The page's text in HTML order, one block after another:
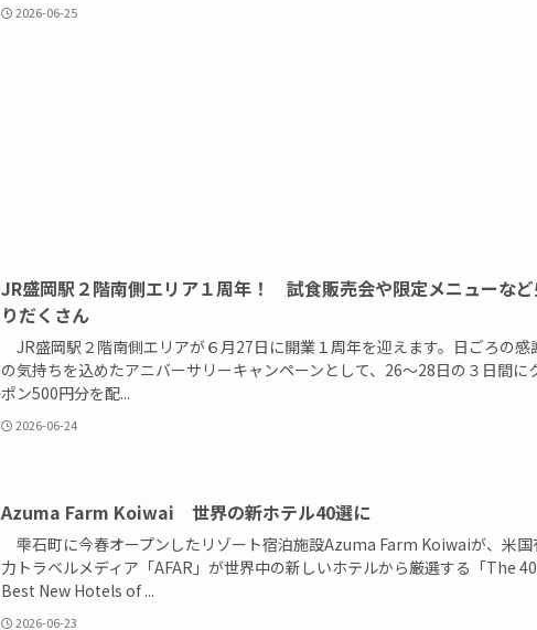
2026-06-25
JR盛岡駅２階南側エリア１周年！ 試食販売会や限定メニューな
りだくさん
JR盛岡駅２階南側エリアが６月27日に開業１周年を迎えます。日ごろの感
の気持ちを込めたアニバーサリーキャンペーンとして、26～28日の３日間に
ポン500円分を配...
2026-06-24
Azuma Farm Koiwai 世界の新ホテル40選に
雫石町に今春オープンしたリゾート宿泊施設Azuma Farm Koiwaiが、米国
力トラベルメディア「AFAR」が世界中の新しいホテルから厳選する「The 40
Best New Hotels of ...
2026-06-23